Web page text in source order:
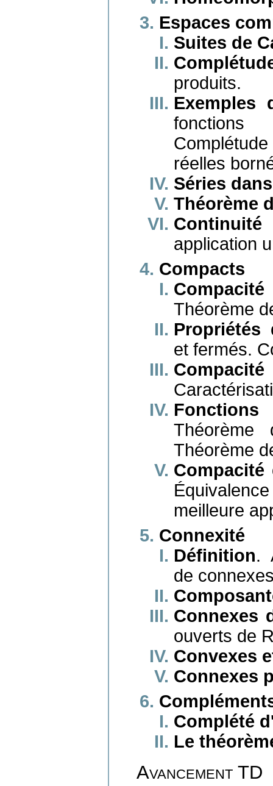
Espaces
Suites de
produits.
Exemples
fonctions
réelles
Séries
Théorème
application
Compacts
Théorème
Propriétés
et fermés.
Théorème
meilleure
Connexité
Définition.
de
Connexes
ouverts de
Convexes
Connexes
Complété
Le
Avancement TD